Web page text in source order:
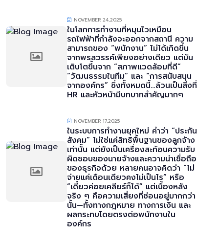
NOVEMBER 24,2025
ในโลกการทำงานที่หมุนไวเหมือน
รถไฟฟ้าที่กำลังจะออกจากสถานี ความ
สามารถของ “พนักงาน” ไม่ได้เกิดขึ้น
จากพรสวรรค์เพียงอย่างเดียว แต่มัน
เติบโตขึ้นจาก “สภาพแวดล้อมที่ดี”
“วัฒนธรรมในทีม” และ “การสนับสนุน
จากองค์กร” ซึ่งทั้งหมดนี้…ล้วนเป็นสิ่งที่
HR และหัวหน้ามีบทบาทสำคัญมากๆ
NOVEMBER 17,2025
ในระบบการทำงานยุคใหม่ คำว่า “ประกัน
สังคม” ไม่ใช่แค่สิทธิพื้นฐานของลูกจ้าง
เท่านั้น แต่ยังเป็นเครื่องสะท้อนความรับ
ผิดชอบของนายจ้างและความน่าเชื่อถือ
ของธุรกิจด้วย หลายคนอาจคิดว่า “ไม่
จ่ายแค่เดือนเดียวคงไม่เป็นไร” หรือ
“เดี๋ยวค่อยเคลียร์ก็ได้” แต่เบื้องหลัง
จริง ๆ คือความเสี่ยงที่ซ่อนอยู่มากกว่า
นั้น—ทั้งทางกฎหมาย ทางการเงิน และ
ผลกระทบโดยตรงต่อพนักงานใน
องค์กร